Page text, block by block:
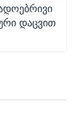
დაცვით